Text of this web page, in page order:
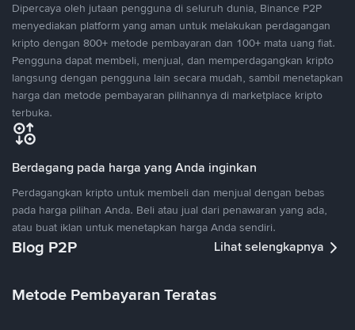
Dipercaya oleh jutaan pengguna di seluruh dunia, Binance P2P
menyediakan platform yang aman untuk melakukan perdagangan
kripto dengan 800+ metode pembayaran dan 100+ mata uang fiat.
Pengguna dapat membeli, menjual, dan memperdagangkan kripto
langsung dengan pengguna lain secara mudah, sambil menetapkan
harga dan metode pembayaran pilihannya di marketplace kripto
terbuka.
Berdagang pada harga yang Anda inginkan
Perdagangkan kripto untuk membeli dan menjual dengan bebas
pada harga pilihan Anda. Beli atau jual dari penawaran yang ada,
atau buat iklan untuk menetapkan harga Anda sendiri.
Blog P2P Lihat selengkapnya
Metode Pembayaran Teratas